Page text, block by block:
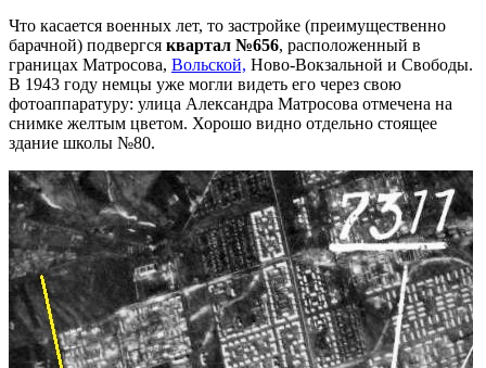
Что касается военных лет, то застройке (преимущественно
барачной) подвергся квартал №656, расположенный в
границах Матросова, Вольской, Ново-Вокзальной и Свободы.
В 1943 году немцы уже могли видеть его через свою
фотоаппаратуру: улица Александра Матросова отмечена на
снимке желтым цветом. Хорошо видно отдельно стоящее
здание школы №80.